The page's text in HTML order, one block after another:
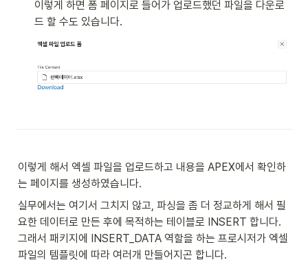
이렇게 하면 폼 페이지로 들어가 업로드했던 파일을 다운로
드 할 수도 있습니다.
이렇게 해서 엑셀 파일을 업로드하고 내용을 APEX에서 확인하
는 페이지를 생성하였습니다.
실무에서는 여기서 그치지 않고, 파싱을 좀 더 정교하게 해서 필
요한 데이터로 만든 후에 목적하는 테이블로 INSERT 합니다.
그래서 패키지에 INSERT_DATA 역할을 하는 프로시저가 엑셀
파일의 템플릿에 따라 여러개 만들어지곤 합니다.